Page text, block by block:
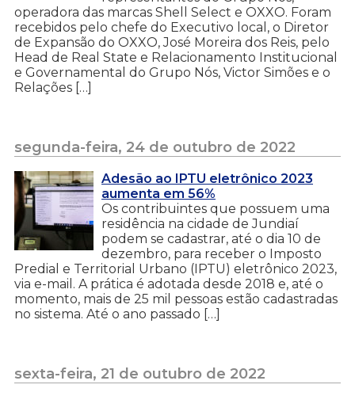
operadora das marcas Shell Select e OXXO. Foram
recebidos pelo chefe do Executivo local, o Diretor
de Expansão do OXXO, José Moreira dos Reis, pelo
Head de Real State e Relacionamento Institucional
e Governamental do Grupo Nós, Victor Simões e o
Relações […]
segunda-feira, 24 de outubro de 2022
Adesão ao IPTU eletrônico 2023
aumenta em 56%
Os contribuintes que possuem uma
residência na cidade de Jundiaí
podem se cadastrar, até o dia 10 de
dezembro, para receber o Imposto
Predial e Territorial Urbano (IPTU) eletrônico 2023,
via e-mail. A prática é adotada desde 2018 e, até o
momento, mais de 25 mil pessoas estão cadastradas
no sistema. Até o ano passado […]
sexta-feira, 21 de outubro de 2022